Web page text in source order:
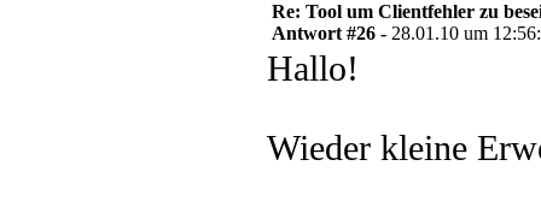
Re: Tool um Clientfehler zu
Antwort #26 - 28.01.10 um
Hallo!
Wieder kleine